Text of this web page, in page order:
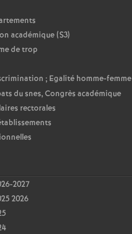
académique (S3)
de trop
; Egalité homme-femme
du snes, Congrès académique
rectorales
2027
2026